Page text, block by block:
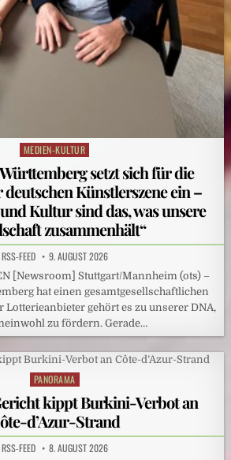
Posted
in
MEDIEN-KULTUR
setzt sich für die
Künstlerszene ein –
Kultur sind das, was unsere
zusammenhält“
RSS-FEED 9. AUGUST 2026
[Newsroom] Stuttgart/Mannheim (ots) –
hat einen gesamtgesellschaftlichen
Lotterieanbieter gehört es zu unserer DNA,
zu fördern. Gerade…
Posted
in
PANORAMA
kippt Burkini-Verbot an
d’Azur-Strand
RSS-FEED 8. AUGUST 2026